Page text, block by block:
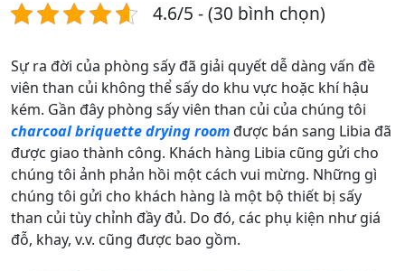
4.6/5 - (30 bình chọn)
Sự ra đời của phòng sấy đã giải quyết dễ dàng vấn đề
viên than củi không thể sấy do khu vực hoặc khí hậu
kém. Gần đây phòng sấy viên than củi của chúng tôi
charcoal briquette drying roomđược bán sang Libia đã
được giao thành công. Khách hàng Libia cũng gửi cho
chúng tôi ảnh phản hồi một cách vui mừng. Những gì
chúng tôi gửi cho khách hàng là một bộ thiết bị sấy
than củi tùy chỉnh đầy đủ. Do đó, các phụ kiện như giá
đỗ, khay, v.v. cũng được bao gồm.